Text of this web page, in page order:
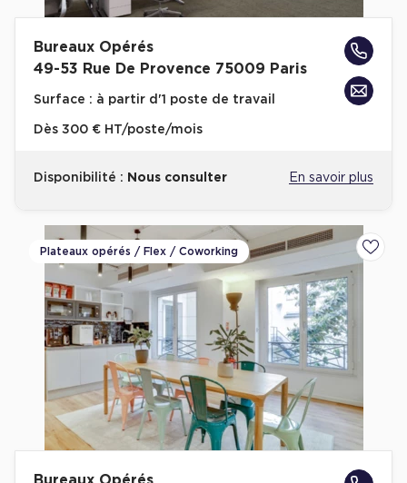
Bureaux Opérés
49-53 Rue De Provence 75009 Paris
Surface : à partir d'1 poste de travail
Dès 300 € HT/poste/mois
Disponibilité : Nous consulter En savoir plus
Plateaux opérés / Flex / Coworking